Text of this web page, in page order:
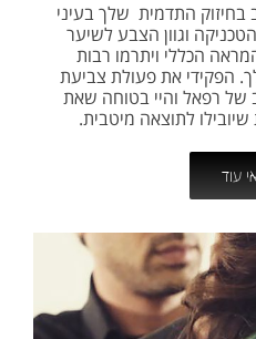
התדמית שלך בעיני
וגוון הצבע לשיער
הכללי ויתרמו רבות
הפקידי את פעולת צביעת
של רפאל והיי בטוחה שאת
שיובילו לתוצאה מיטבית.
עוד